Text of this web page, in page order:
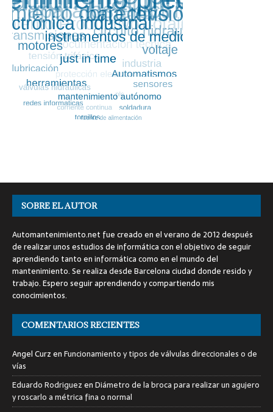
SOBRE EL AUTOR
Automantenimiento.net fue creado en el verano de 2012 después
de realizar unos estudios de informática con el objetivo de seguir
aprendiendo tanto en informática como en el mundo del
mantenimiento. Se realiza desde Barcelona ciudad donde resido y
trabajo. Espero seguir aprendiendo y compartiendo mis
conocimientos.
COMENTARIOS RECIENTES
Angel CurzenFuncionamiento y tipos de válvulas direccionales o de
vías
Eduardo RodriguezenDiámetro de la broca para realizar un agujero
y roscarlo a métrica fina o normal